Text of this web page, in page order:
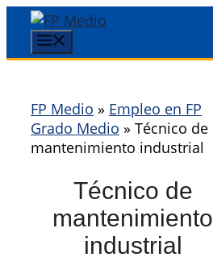
Saltar
contenido
FP Medio » Empleo en FP
Grado Medio » Técnico de
mantenimiento industrial
Técnico de
mantenimiento
industrial